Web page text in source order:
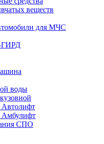
веществ
для МЧС
ГИРД
воды
Автолифт
Амбулифт
СПО